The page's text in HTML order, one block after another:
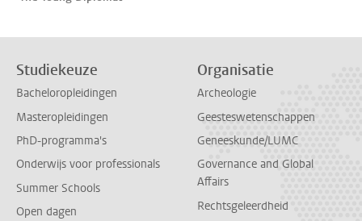
Studiekeuze
Bacheloropleidingen
Masteropleidingen
PhD-programma's
Onderwijs voor professionals
Summer Schools
Open dagen
Organisatie
Archeologie
Geesteswetenschappen
Geneeskunde/LUMC
Governance and Global
Affairs
Rechtsgeleerdheid